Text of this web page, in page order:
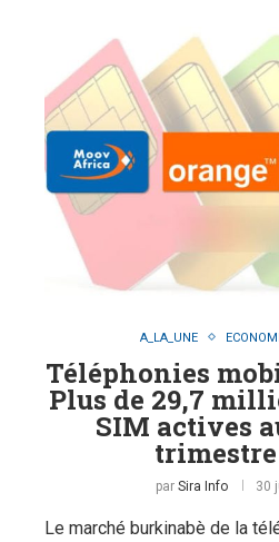
A_LA_UNE
Téléphonies
Plus de 29,7
SIM actives
trimestre
par Sira Info 30
Le marché burkinabè de la